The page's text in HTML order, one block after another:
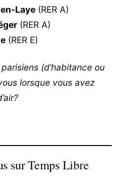
Laye (RER A)
(RER A)
(RER E)
(d’habitance ou
lorsque vous avez
sur Temps Libre